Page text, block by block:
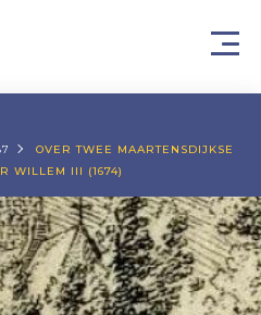
OVER TWEE MAARTENSDIJKSE
WILLEM III (1674)